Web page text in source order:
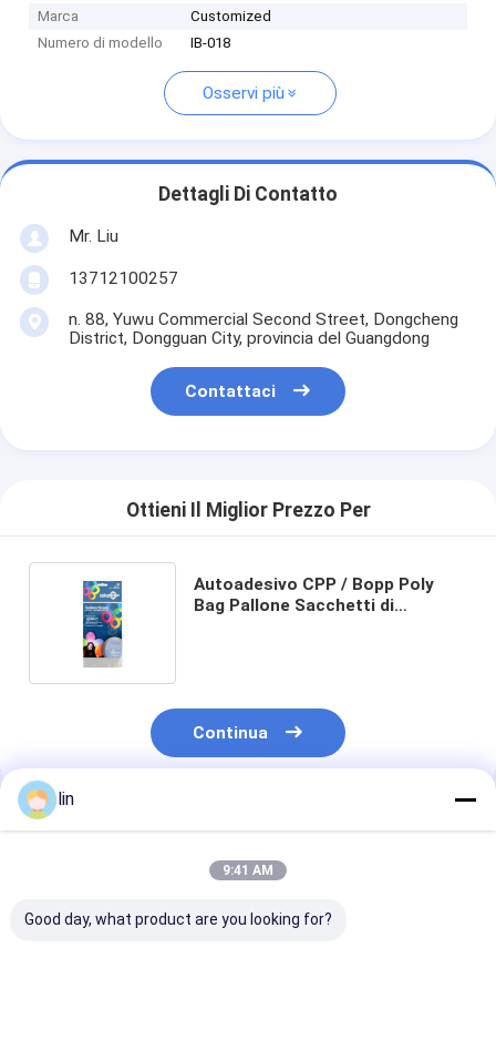
Marca
Customized
Numero di modello
IB-018
Osservi più
Dettagli Di Contatto
Mr. Liu
13712100257
n. 88, Yuwu Commercial Second Street, Dongcheng
District, Dongguan City, provincia del Guangdong
Contattaci
Ottieni Il Miglior Prezzo Per
Autoadesivo CPP / Bopp Poly
Bag Pallone Sacchetti di
Continua
Prodotti Raccomandati
lin
9:41 AM
Good day, what product are you looking for?